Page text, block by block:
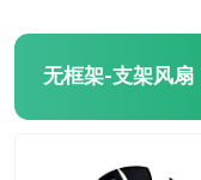
无框架-支架风扇